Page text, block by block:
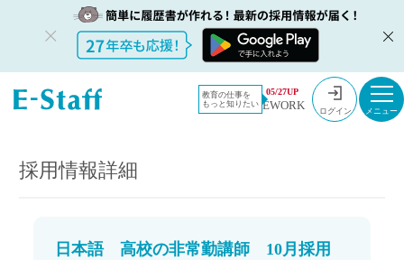
教育の仕事を
もっと知りたい
05/27UP
EWORK ログイン
教員採用情
報のイー・
採用情報
日本語 高校の非常勤講師 10月採用
採用情報詳細
日本語 高校の非常勤講師 10月採用